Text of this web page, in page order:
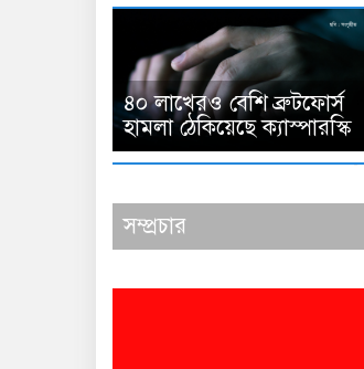
৪০ লাখেরও বেশি ব্রুটফোর্স
হামলা ঠেকিয়েছে ক্যাস্পারস্কি
সম্প্রচার